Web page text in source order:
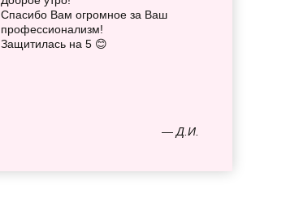
— Д.И.
Спасибо Вам огромное за Ваш
профессионализм!
Защитилась на 5 😊